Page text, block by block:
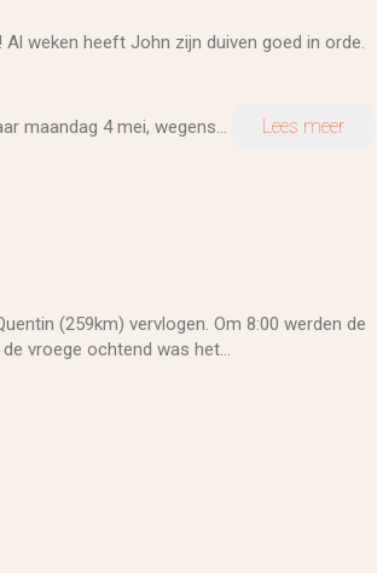
weken heeft John zijn duiven goed in orde.
maandag 4 mei, wegens... Lees meer
(259km) vervlogen. Om 8:00 werden de
vroege ochtend was het...